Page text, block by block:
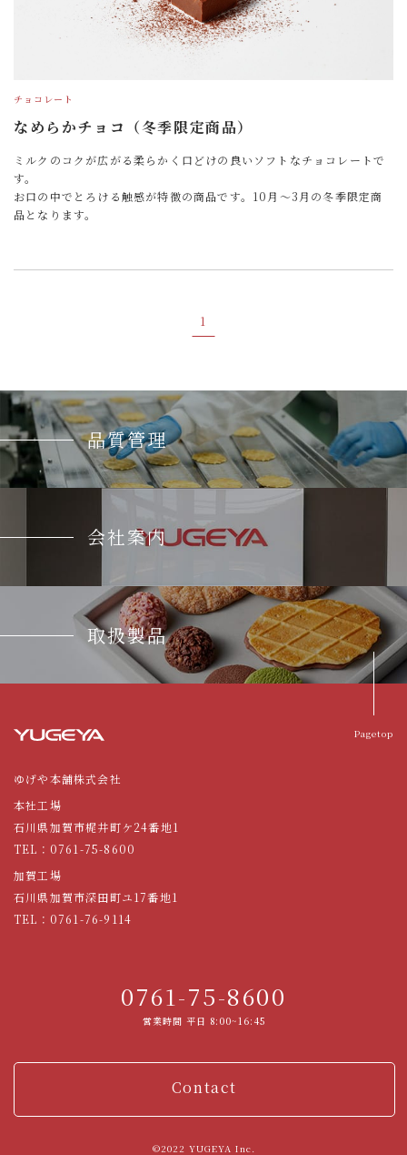
チョコレート
なめらかチョコ（冬季限定商品）
ミルクのコクが広がる柔らかく口どけの良いソフトなチョコレートで
す。
お口の中でとろける触感が特徴の商品です。10月～3月の冬季限定商
品となります。
1
品質管理
会社案内
取扱製品
Pagetop
ゆげや本舗株式会社
本社工場
石川県加賀市梶井町ケ24番地1
TEL： 0761-75-8600
加賀工場
石川県加賀市深田町ユ17番地1
TEL： 0761-76-9114
0761-75-8600
営業時間 平日 8:00~16:45
Contact
©2022 YUGEYA Inc.